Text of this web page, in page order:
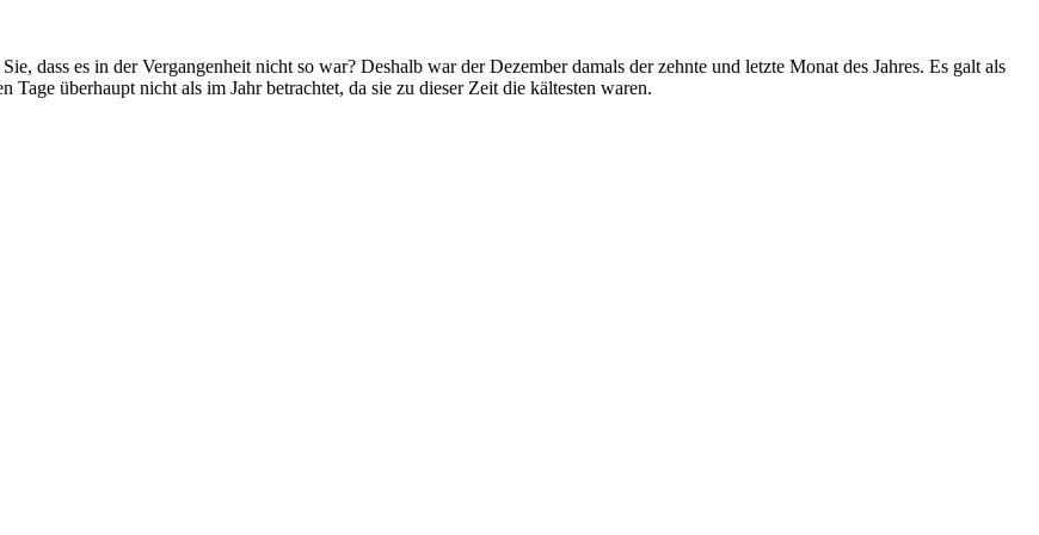
dass es in der Vergangenheit nicht so war? Deshalb war der Dezember damals der zehnte und letzte Monat des Jahres. Es galt als
überhaupt nicht als im Jahr betrachtet, da sie zu dieser Zeit die kältesten waren.